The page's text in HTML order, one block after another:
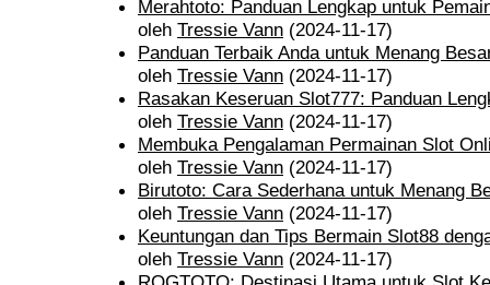
Merahtoto: Panduan Lengkap untuk
oleh Tressie Vann (2024-11-17)
Panduan Terbaik Anda untuk Menang
oleh Tressie Vann (2024-11-17)
Rasakan Keseruan Slot777: Panduan
oleh Tressie Vann (2024-11-17)
Membuka Pengalaman Permainan Slot
oleh Tressie Vann (2024-11-17)
Birutoto: Cara Sederhana untuk Menang
oleh Tressie Vann (2024-11-17)
Keuntungan dan Tips Bermain Slot88
oleh Tressie Vann (2024-11-17)